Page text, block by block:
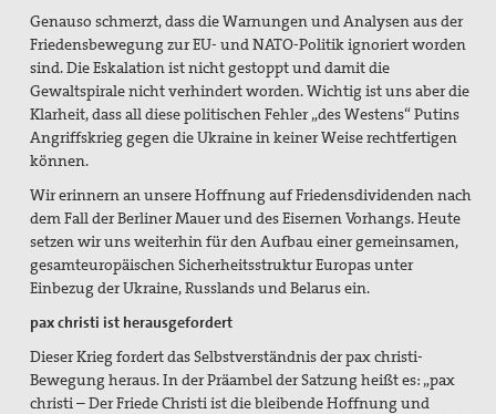
Genauso schmerzt, dass die Warnungen und Analysen aus der
Friedensbewegung zur EU- und NATO-Politik ignoriert worden
sind. Die Eskalation ist nicht gestoppt und damit die
Gewaltspirale nicht verhindert worden. Wichtig ist uns aber die
Klarheit, dass all diese politischen Fehler „des Westens“ Putins
Angriffskrieg gegen die Ukraine in keiner Weise rechtfertigen
können.
Wir erinnern an unsere Hoffnung auf Friedensdividenden nach
dem Fall der Berliner Mauer und des Eisernen Vorhangs. Heute
setzen wir uns weiterhin für den Aufbau einer gemeinsamen,
gesamteuropäischen Sicherheitsstruktur Europas unter
Einbezug der Ukraine, Russlands und Belarus ein.
pax christi ist herausgefordert
Dieser Krieg fordert das Selbstverständnis der pax christi-
Bewegung heraus. In der Präambel der Satzung heißt es: „pax
christi – Der Friede Christi ist die bleibende Hoffnung und